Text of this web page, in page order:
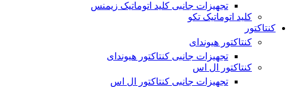
تجهیزات جانبی کلید اتوماتیک زیمنس
کلید اتوماتیک تکو
کنتاکتور
کنتاکتور هیوندای
تجهیزات جانبی کنتاکتور هیوندای
کنتاکتور ال اس
تجهیزات جانبی کنتاکتور ال اس